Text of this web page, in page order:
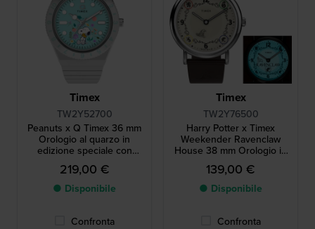
Timex
TW2Y52700
Peanuts x Q Timex 36 mm
Orologio al quarzo in
edizione speciale con
quadrante Snoopy
219,00 €
● Disponibile
Confronta
Timex
TW2Y76500
Harry Potter x Timex
Weekender Ravenclaw
House 38 mm Orologio in
edizione speciale con 1
delle 4 case come
retroilluminazione
139,00 €
● Disponibile
Confronta